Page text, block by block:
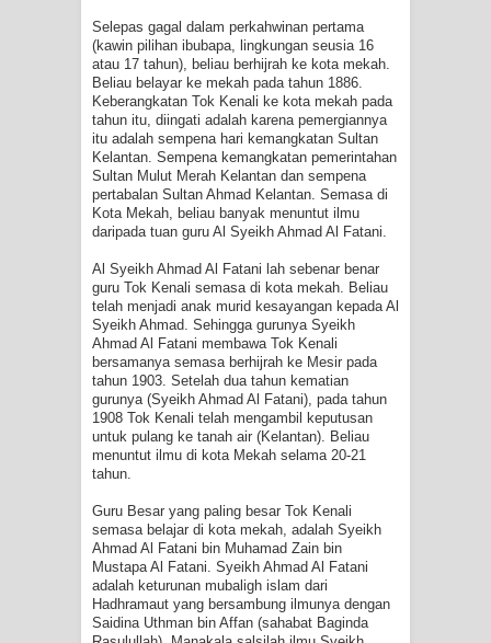
DI TANGAN MURSYID, CINTA
MENEMUKAN JALAN PULANG
RAWATAN TAREKAT: APABILA
ALLAH MENYEMBUHKAN HATI, JIWA
TURUT MENJADI KUAT
TETAPI JALAN MEMBERSIHKAN
HATI
"Kotoran Yang Paling Bahaya Bukan
Pada Pakaian, Tetapi Pada Qalbi"
Selepas gagal dalam perkahwinan pertama
(kawin pilihan ibubapa, lingkungan seusia 16
atau 17 tahun), beliau berhijrah ke kota mekah.
Beliau belayar ke mekah pada tahun 1886.
Keberangkatan Tok Kenali ke kota mekah pada
tahun itu, diingati adalah karena pemergiannya
itu adalah sempena hari kemangkatan Sultan
Kelantan. Sempena kemangkatan pemerintahan
Sultan Mulut Merah Kelantan dan sempena
pertabalan Sultan Ahmad Kelantan. Semasa di
Kota Mekah, beliau banyak menuntut ilmu
daripada tuan guru Al Syeikh Ahmad Al Fatani.
Al Syeikh Ahmad Al Fatani lah sebenar benar
guru Tok Kenali semasa di kota mekah. Beliau
telah menjadi anak murid kesayangan kepada Al
Syeikh Ahmad. Sehingga gurunya Syeikh
Ahmad Al Fatani membawa Tok Kenali
bersamanya semasa berhijrah ke Mesir pada
tahun 1903. Setelah dua tahun kematian
gurunya (Syeikh Ahmad Al Fatani), pada tahun
1908 Tok Kenali telah mengambil keputusan
untuk pulang ke tanah air (Kelantan). Beliau
menuntut ilmu di kota Mekah selama 20-21
tahun.
Guru Besar yang paling besar Tok Kenali
semasa belajar di kota mekah, adalah Syeikh
Ahmad Al Fatani bin Muhamad Zain bin
Mustapa Al Fatani. Syeikh Ahmad Al Fatani
adalah keturunan mubaligh islam dari
Hadhramaut yang bersambung ilmunya dengan
Saidina Uthman bin Affan (sahabat Baginda